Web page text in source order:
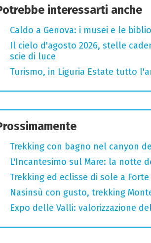
interessarti anche
Caldo a Genova: i musei e le
Il cielo d'agosto 2026, stelle
scie di luce
Turismo, in Liguria Estate tutto
Trekking con bagno nel canyon
L'Incantesimo sul Mare: la notte
Trekking ed eclisse di sole a
Nasinsù con gusto, trekking
Expo delle Valli: valorizzazione